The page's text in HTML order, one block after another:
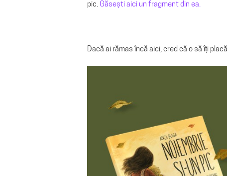
pic. Găsești aici un fragment din ea.
Dacă ai rămas încă aici, cred că o să îți